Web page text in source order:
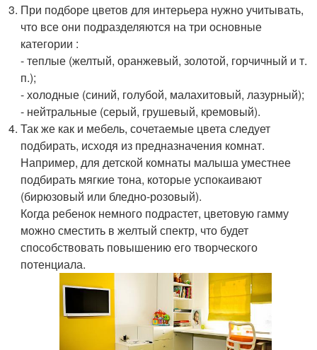
При подборе цветов для интерьера нужно учитывать,
что все они подразделяются на три основные
категории :
- теплые (желтый, оранжевый, золотой, горчичный и т.
п.);
- холодные (синий, голубой, малахитовый, лазурный);
- нейтральные (серый, грушевый, кремовый).
Так же как и мебель, сочетаемые цвета следует
подбирать, исходя из предназначения комнат.
Например, для детской комнаты малыша уместнее
подбирать мягкие тона, которые успокаивают
(бирюзовый или бледно-розовый).
Когда ребенок немного подрастет, цветовую гамму
можно сместить в желтый спектр, что будет
способствовать повышению его творческого
потенциала.